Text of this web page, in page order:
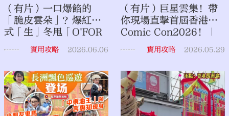
（有片）一口爆餡的
「脆皮雲朵」？爆紅日
式「生」冬甩「O'FOR
DONUT 」登陸旺角！
｜點妹•打卡
實用攻略 2026.06.06
（有片）巨星雲集！帶
你現場直擊首屆香港
Comic Con2026！｜
點妹•打卡點
實用攻略 2026.05.29